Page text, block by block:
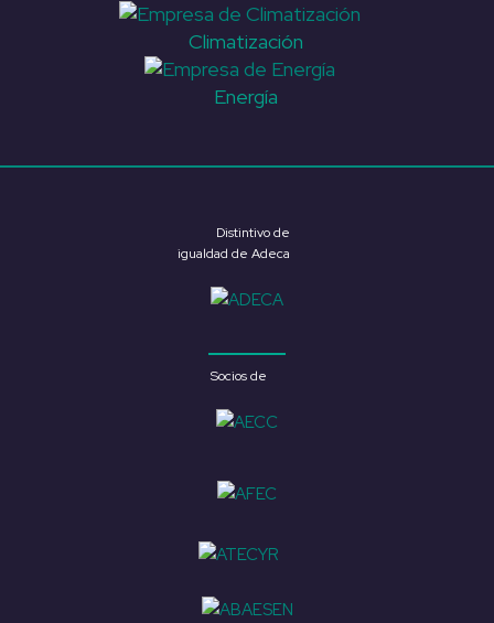
Climatización
Energía
Distintivo de
igualdad de Adeca
Socios de